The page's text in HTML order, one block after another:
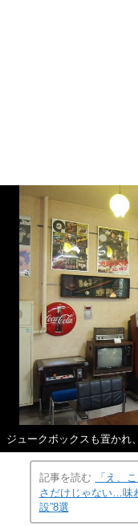
ジュークボックスも置かれ
記事を読む
「え、
さだけじゃない…味
設”8選